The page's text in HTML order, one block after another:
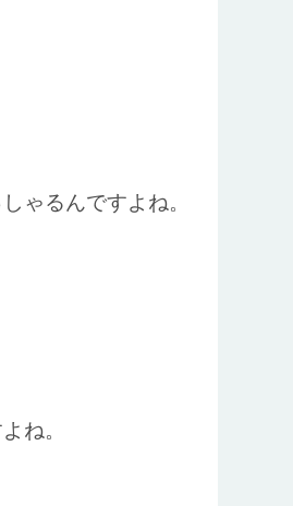
ゃるんですよね。
ね。